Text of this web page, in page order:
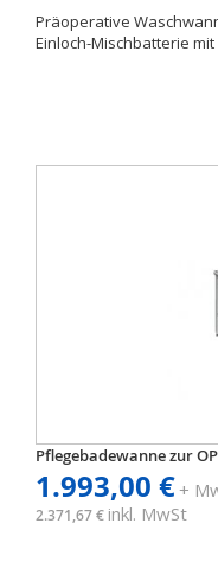
Präoperative
Einloch-Mischbatterie
Pflegebadewanne zur
1.993,00 €+
2.371,67 € inkl. MwSt